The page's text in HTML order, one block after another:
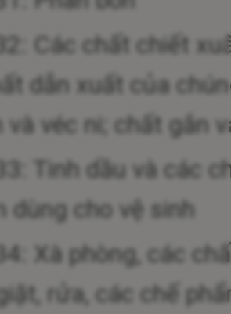
Các chất chiết
dẫn xuất của
và véc ni; chất gắn
Tinh dầu và các
dùng cho vệ sinh
Xà phòng, các
rửa, các chế